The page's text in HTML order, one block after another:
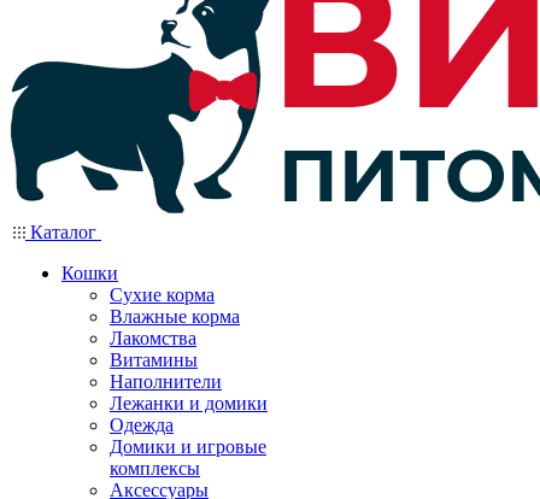
Каталог
Кошки
Сухие корма
Влажные корма
Лакомства
Витамины
Наполнители
Лежанки и домики
Одежда
Домики и игровые
комплексы
Аксессуары